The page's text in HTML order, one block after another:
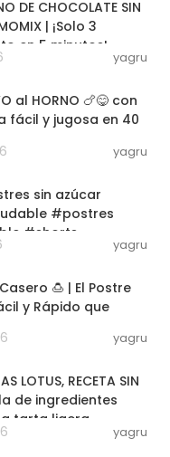
DE CHOCOLATE SIN
| ¡Solo 3
en 5 minutos!
yagru
al HORNO 🍗😋 con
fácil y jugosa en 40
yagru
sin azúcar
#postres
#shorts
yagru
Casero 🍮 | El Postre
y Rápido que
yagru
LOTUS, RECETA SIN
de ingredientes
tarta ligera.
yagru